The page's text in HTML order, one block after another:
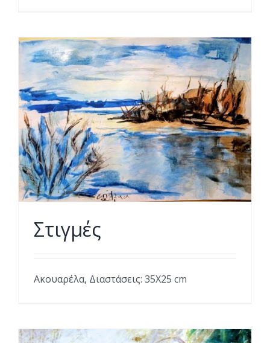
Στιγμές
Ακουαρέλα, Διαστάσεις: 35Χ25 cm